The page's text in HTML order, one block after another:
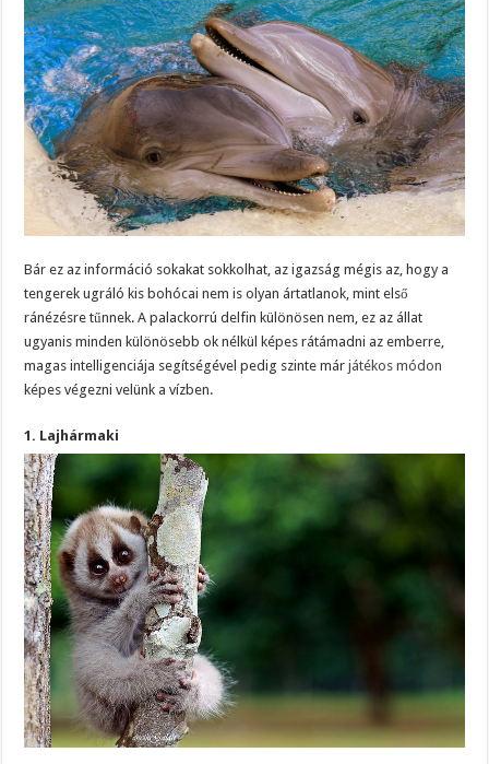
Bár ez az információ sokakat sokkolhat, az igazság mégis az, hogy a
tengerek ugráló kis bohócai nem is olyan ártatlanok, mint első
ránézésre tűnnek. A palackorrú delfin különösen nem, ez az állat
ugyanis minden különösebb ok nélkül képes rátámadni az emberre,
magas intelligenciája segítségével pedig szinte márjátékos módon
képes végezni velünk a vízben.
1. Lajhármaki